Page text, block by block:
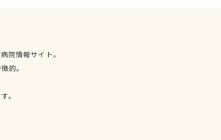
院情報サイト。
的。
。